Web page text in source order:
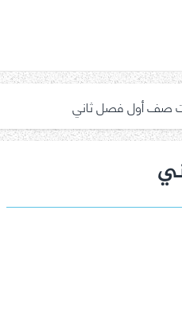
صف أول فصل ثاني